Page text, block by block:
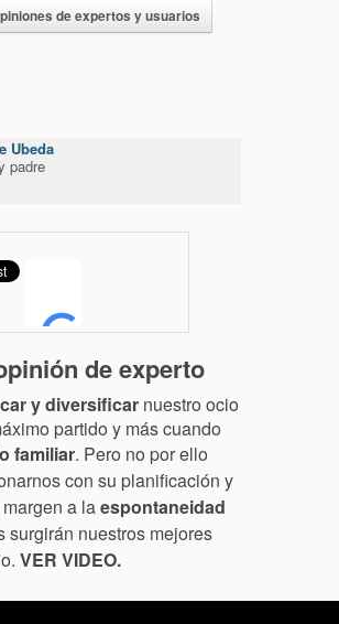
de expertos y usuarios
Ubeda
padre
de experto
y diversificar nuestro ocio
partido y más cuando
familiar. Pero no por ello
con su planificación y
a laespontaneidad
surgirán nuestros mejores
VER VIDEO.